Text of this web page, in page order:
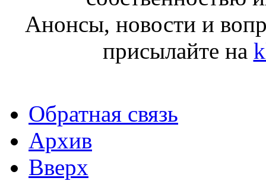
Анонсы, новости и
присылайте на
Обратная связь
Архив
Вверх